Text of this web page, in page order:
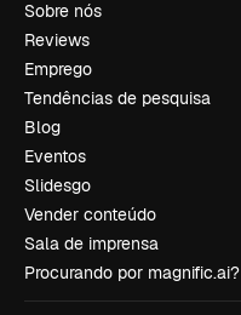
Sobre nós
Reviews
Emprego
Tendências de pesquisa
Blog
Eventos
Slidesgo
Vender conteúdo
Sala de imprensa
Procurando por magnific.ai?